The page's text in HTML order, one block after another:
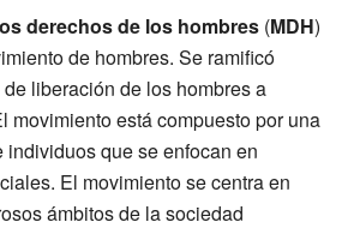
derechos de los hombres (MDH)
de hombres. Se ramificó
liberación de los hombres a
movimiento está compuesto por una
que se enfocan en
El movimiento se centra en
ámbitos de la sociedad